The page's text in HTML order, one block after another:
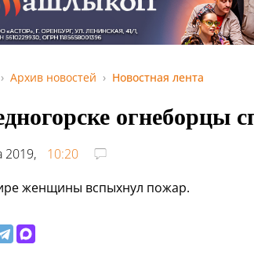
Архив новостей Новостная лента
огнеборцы
2019,
10:20
женщины вспыхнул пожар.